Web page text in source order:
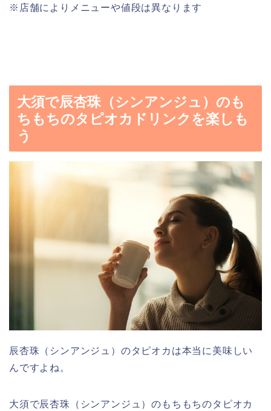
※店舗によりメニューや値段は異なります
大須で辰杏珠（シンアンジュ）のも
ちもちのタピオカドリンクを楽しも
う
辰杏珠（シンアンジュ）のタピオカは本当に美味しい
んですよね。
大須で辰杏珠（シンアンジュ）のもちもちのタピオカ